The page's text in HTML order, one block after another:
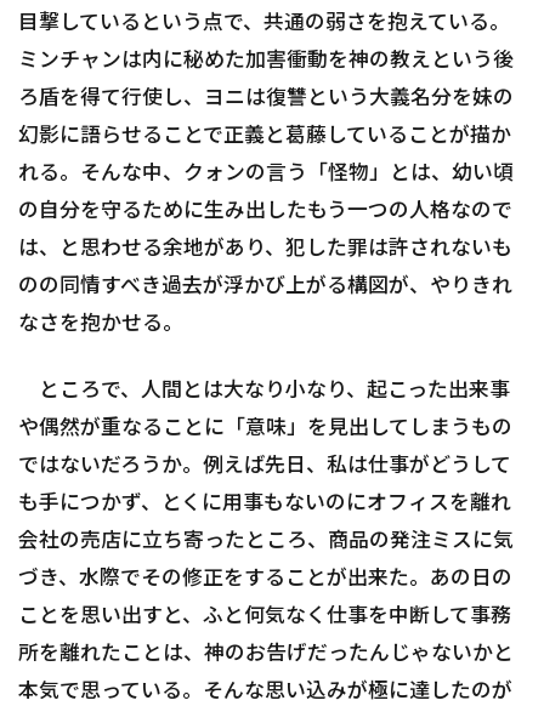
目撃しているという点で、共通の弱さを抱えている。
ミンチャンは内に秘めた加害衝動を神の教えという後
ろ盾を得て行使し、ヨニは復讐という大義名分を妹の
幻影に語らせることで正義と葛藤していることが描か
れる。そんな中、クォンの言う「怪物」とは、幼い頃
の自分を守るために生み出したもう一つの人格なので
は、と思わせる余地があり、犯した罪は許されないも
のの同情すべき過去が浮かび上がる構図が、やりきれ
なさを抱かせる。
ところで、人間とは大なり小なり、起こった出来事
や偶然が重なることに「意味」を見出してしまうもの
ではないだろうか。例えば先日、私は仕事がどうして
も手につかず、とくに用事もないのにオフィスを離れ
会社の売店に立ち寄ったところ、商品の発注ミスに気
づき、水際でその修正をすることが出来た。あの日の
ことを思い出すと、ふと何気なく仕事を中断して事務
所を離れたことは、神のお告げだったんじゃないかと
本気で思っている。そんな思い込みが極に達したのが